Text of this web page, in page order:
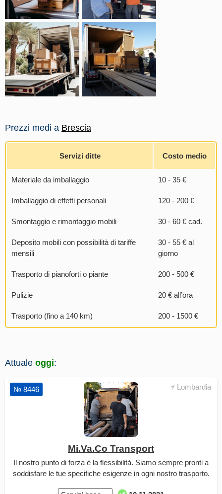
Prezzi medi a Brescia
Servizi ditte Costo medio
Materiale da imballaggio 10 - 35 €
Imballaggio di effetti personali 120 - 200 €
Smontaggio e rimontaggio mobili 30 - 60 € cad.
Deposito mobili con possibilità di tariffe
mensili
30 - 55 € al
giorno
Trasporto di pianoforti o piante 200 - 500 €
Pulizie 20 € all’ora
Trasporto (fino a 140 km) 200 - 1500 €
Attuale oggi:
Lombardia
№ 8446
Mi.Va.Co Transport
Il nostro punto di forza è la flessibilità. Siamo sempre pronti a
soddisfare le tue specifiche esigenze in ogni nostro trasporto.